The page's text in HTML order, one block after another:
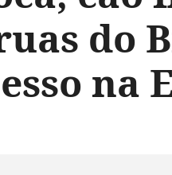
do
na